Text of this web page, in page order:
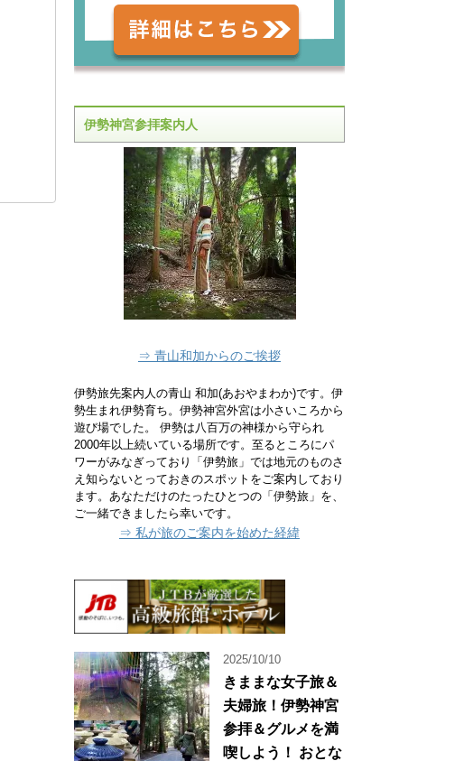
伊勢神宮参拝案内人
⇒ 青山和加からのご挨拶
伊勢旅先案内人の青山 和加(あおやまわか)です。伊
勢生まれ伊勢育ち。伊勢神宮外宮は小さいころから
遊び場でした。 伊勢は八百万の神様から守られ
2000年以上続いている場所です。至るところにパ
ワーがみなぎっており「伊勢旅」では地元のものさ
え知らないとっておきのスポットをご案内しており
ます。あなただけのたったひとつの「伊勢旅」を、
ご一緒できましたら幸いです。
⇒ 私が旅のご案内を始めた経緯
2025/10/10
きままな女子旅＆
夫婦旅！伊勢神宮
参拝＆グルメを満
喫しよう！ おとな